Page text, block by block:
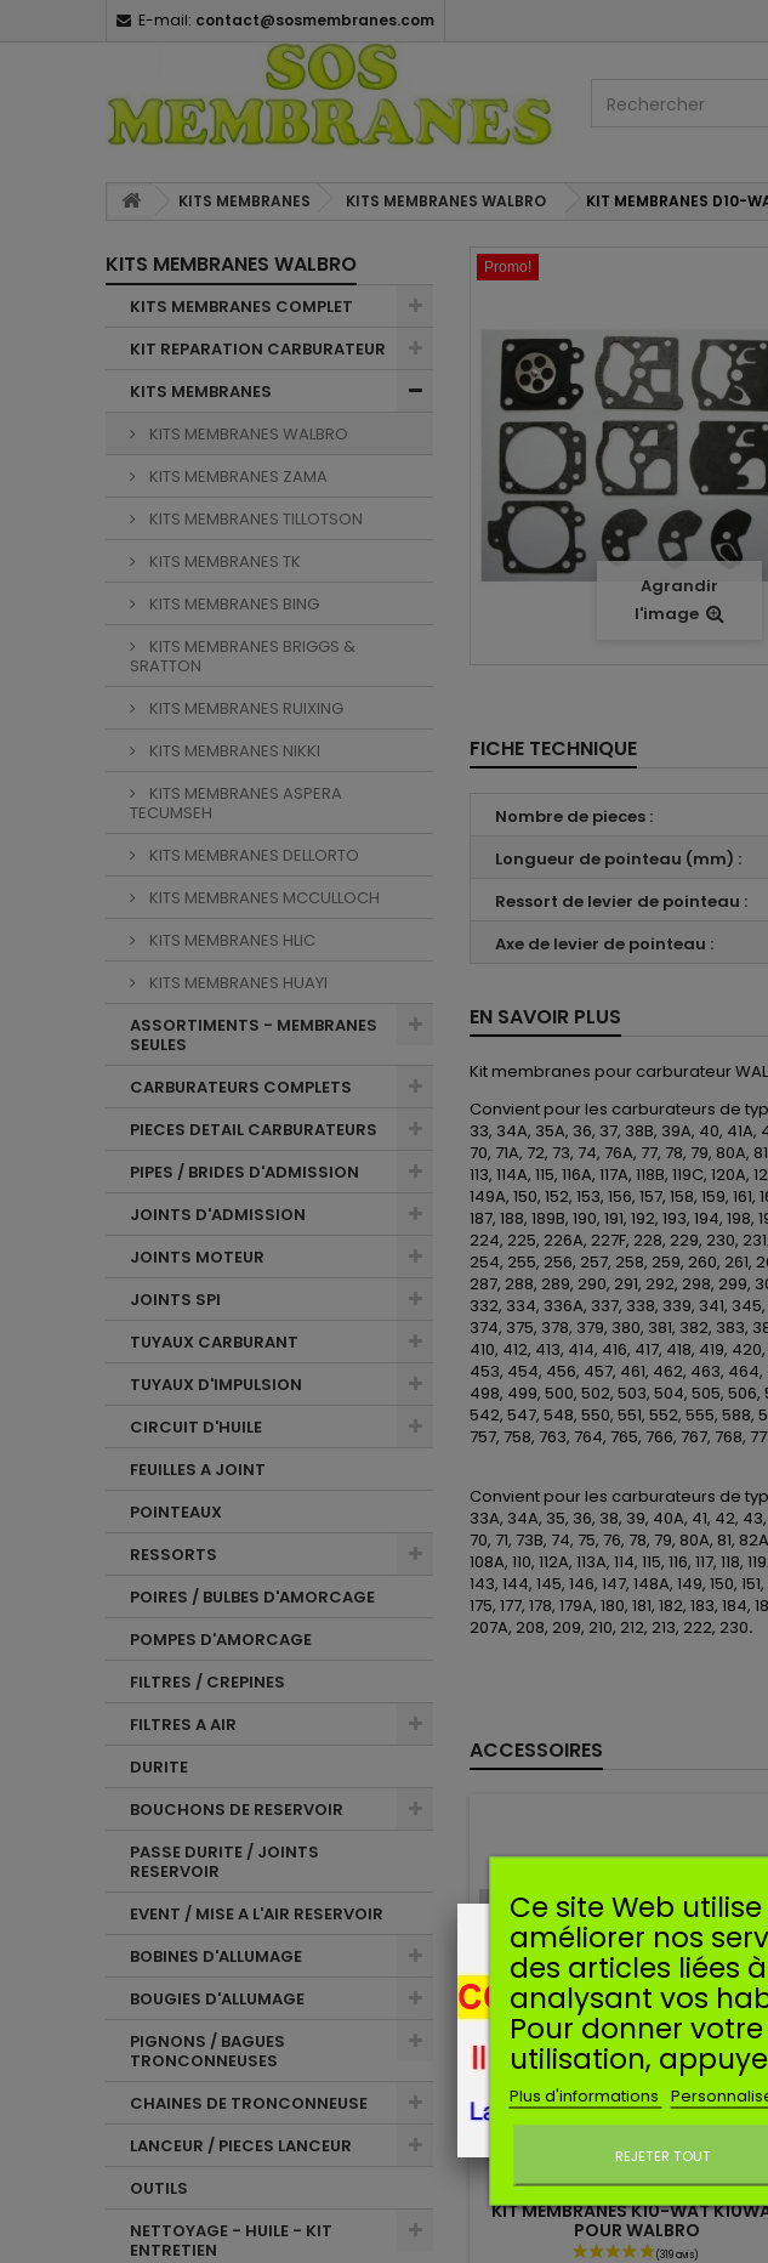
E-mail: contact@sosmembranes.com
KITS MEMBRANES KITS MEMBRANES WALBRO KIT MEMBRANES D10-
KITS MEMBRANES WALBRO
KITS MEMBRANES COMPLET
KIT REPARATION CARBURATEUR
KITS MEMBRANES
KITS MEMBRANES WALBRO
KITS MEMBRANES ZAMA
KITS MEMBRANES TILLOTSON
KITS MEMBRANES TK
KITS MEMBRANES BING
KITS MEMBRANES BRIGGS &
SRATTON
KITS MEMBRANES RUIXING
KITS MEMBRANES NIKKI
KITS MEMBRANES ASPERA
TECUMSEH
KITS MEMBRANES DELLORTO
KITS MEMBRANES MCCULLOCH
KITS MEMBRANES HLIC
KITS MEMBRANES HUAYI
ASSORTIMENTS - MEMBRANES
SEULES
CARBURATEURS COMPLETS
PIECES DETAIL CARBURATEURS
PIPES / BRIDES D'ADMISSION
JOINTS D'ADMISSION
JOINTS MOTEUR
JOINTS SPI
TUYAUX CARBURANT
TUYAUX D'IMPULSION
CIRCUIT D'HUILE
FEUILLES A JOINT
POINTEAUX
RESSORTS
POIRES / BULBES D'AMORCAGE
POMPES D'AMORCAGE
FILTRES / CREPINES
FILTRES A AIR
DURITE
BOUCHONS DE RESERVOIR
PASSE DURITE / JOINTS
RESERVOIR
EVENT / MISE A L'AIR RESERVOIR
BOBINES D'ALLUMAGE
BOUGIES D'ALLUMAGE
PIGNONS / BAGUES
TRONCONNEUSES
CHAINES DE TRONCONNEUSE
LANCEUR / PIECES LANCEUR
OUTILS
NETTOYAGE - HUILE - KIT
ENTRETIEN
Promo!
Agrandir
l'image
FICHE TECHNIQUE
Nombre de pieces :
Longueur de pointeau (mm) :
Ressort de levier de pointeau :
Axe de levier de pointeau :
EN SAVOIR PLUS
Kit membranes pour carburateur
Convient pour les carburateurs de
33, 34A, 35A, 36, 37, 38B, 39A, 40,
70, 71A, 72, 73, 74, 76A, 77, 78, 79, 80A,
113, 114A, 115, 116A, 117A, 118B, 119C,
149A, 150, 152, 153, 156, 157, 158, 159, 161,
187, 188, 189B, 190, 191, 192, 193, 194,
224, 225, 226A, 227F, 228, 229, 230,
254, 255, 256, 257, 258, 259, 260, 261,
287, 288, 289, 290, 291, 292, 298, 299,
332, 334, 336A, 337, 338, 339, 341,
374, 375, 378, 379, 380, 381, 382, 383,
410, 412, 413, 414, 416, 417, 418, 419,
453, 454, 456, 457, 461, 462, 463,
498, 499, 500, 502, 503, 504, 505, 506,
542, 547, 548, 550, 551, 552, 555, 588,
757, 758, 763, 764, 765, 766, 767, 768,
Convient pour les carburateurs de
33A, 34A, 35, 36, 38, 39, 40A, 41, 42,
70, 71, 73B, 74, 75, 76, 78, 79, 80A, 81,
108A, 110, 112A, 113A, 114, 115, 116, 117,
143, 144, 145, 146, 147, 148A, 149, 150,
175, 177, 178, 179A, 180, 181, 182, 183,
207A, 208, 209, 210, 212, 213, 222, 230.
ACCESSOIRES
RéférenceSK10-WAT
Manufacturer:SOSMEMBRANES
KIT MEMBRANES K10-WAT
POUR WALBRO
Ce site Web
améliorer nos
des articles liées
analysant vos
Pour donner
utilisation,
Plus d'informations
REJETER TOUT